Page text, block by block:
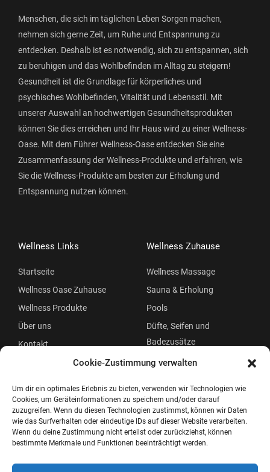
Cookie-Zustimmung verwalten
Um dir ein optimales Erlebnis zu bieten, verwenden wir Technologien wie
Cookies, um Geräteinformationen zu speichern und/oder darauf
zuzugreifen. Wenn du diesen Technologien zustimmst, können wir Daten
wie das Surfverhalten oder eindeutige IDs auf dieser Website verarbeiten.
Wenn du deine Zustimmung nicht erteilst oder zurückziehst, können
bestimmte Merkmale und Funktionen beeinträchtigt werden.
Menschen, die sich im täglichen Leben Sorgen machen,
nehmen sich gerne Zeit, um Ruhe und Entspannung zu
entdecken. Deshalb ist es notwendig, sich zu entspannen, sich
zu beruhigen und das Wohlbefinden im Alltag zu steigern!
Gesundheit ist die Grundlage für körperliches und
psychisches Wohlbefinden, Vitalität und Lebensstil. Mit
unserer Auswahl an hochwertigen Gesundheitsprodukten
können Sie dies erreichen und Ihr Haus wird zu einer Wellness-
Oase. Mit dem Führer Wellness-Oase entdecken Sie eine
Zusammenfassung der Wellness-Produkte und erfahren, wie
Sie die Wellness-Produkte am besten zur Erholung und
Entspannung nutzen können.
Wellness Links
Startseite
Wellness Oase Zuhause
Wellness Produkte
Über uns
Kontakt
Wellness Zuhause
Wellness Massage
Sauna & Erholung
Pools
Düfte, Seifen und
Badezusätze
Beauty